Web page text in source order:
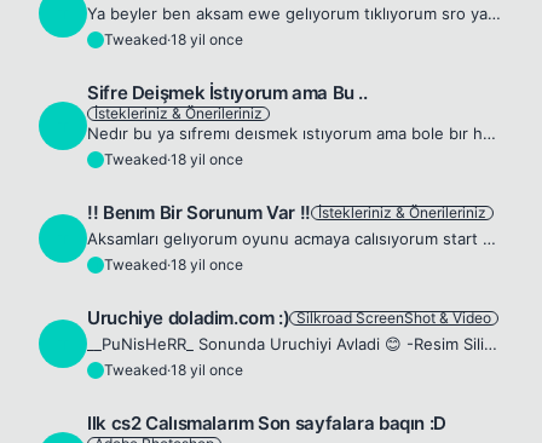
Ya beyler ben aksam ewe gelıyorum tıklıyorum sro ya start gelmıyor 50 kere tıklıyom kapıyom acıyom yarım saatten fazla ugrasıtgım oluyor start getırmek için Neden gelmıyor ya anlamadım bunun bır cozum...
Tweaked·18 yil once
Sifre Deişmek İstıyorum ama Bu ..
İstekleriniz & Önerileriniz
Nedır bu ya sıfremı deısmek ıstıyorum ama bole bır hata ıle karsılasıyorum herseyım doru e maıl ıd ama bole bır hata verıyor !! -Resim Silinmiş.
Tweaked·18 yil once
!! Benım Bir Sorunum Var !! İstekleriniz & Önerileriniz
Aksamları gelıyorum oyunu acmaya calısıyorum start gelmıyor start gelmedıgı için botuda acamıyorum hatalar alıyorum Bu her aksam oluyor sureklı ancak sole bı 15 dk fılan ac kapa yapıyorum gelıyor Onda...
Tweaked·18 yil once
Uruchiye doladim.com :) Silkroad ScreenShot & Video
__PuNisHeRR_ Sonunda Uruchiyi Avladi 😊 -Resim Silinmiş. -Resim Silinmiş. -Resim Silinmiş.
Tweaked·18 yil once
Ilk cs2 Calısmalarım Son sayfalara baqın :D